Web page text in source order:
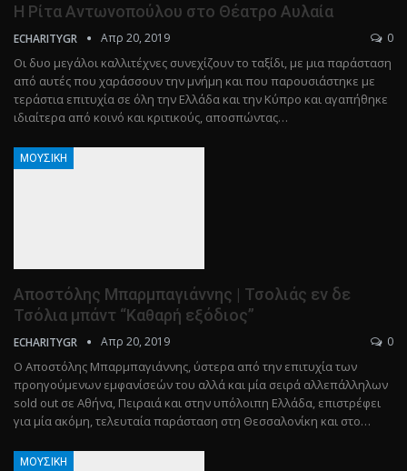
Η Ρίτα Αντωνοπούλου στο Θέατρο Αυλαία
ECHARITYGR Απρ 20, 2019 0
Οι δυο μεγάλοι καλλιτέχνες συνεχίζουν το ταξίδι, με μια παράσταση
από αυτές που χαράσσουν την μνήμη και που παρουσιάστηκε με
τεράστια επιτυχία σε όλη την Ελλάδα και την Κύπρο και αγαπήθηκε
ιδιαίτερα από κοινό και κριτικούς, αποσπώντας…
ΜΟΥΣΙΚΉ
Αποστόλης Μπαρμπαγιάννης | Τσολιάς εν δε
Τσόλια μπάντ “Καθαρή εξόδιος”
ECHARITYGR Απρ 20, 2019 0
Ο Αποστόλης Μπαρμπαγιάννης, ύστερα από την επιτυχία των
προηγούμενων εμφανίσεών του αλλά και μία σειρά αλλεπάλληλων
sold out σε Αθήνα, Πειραιά και στην υπόλοιπη Ελλάδα, επιστρέφει
για μία ακόμη, τελευταία παράσταση στη Θεσσαλονίκη και στο…
ΜΟΥΣΙΚΉ